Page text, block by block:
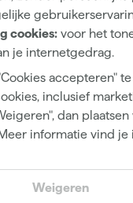
cookies: voor het
je internetgedrag.
accepteren"
inclusief
dan
informatie vind je
Weigeren
(P-zinnen)